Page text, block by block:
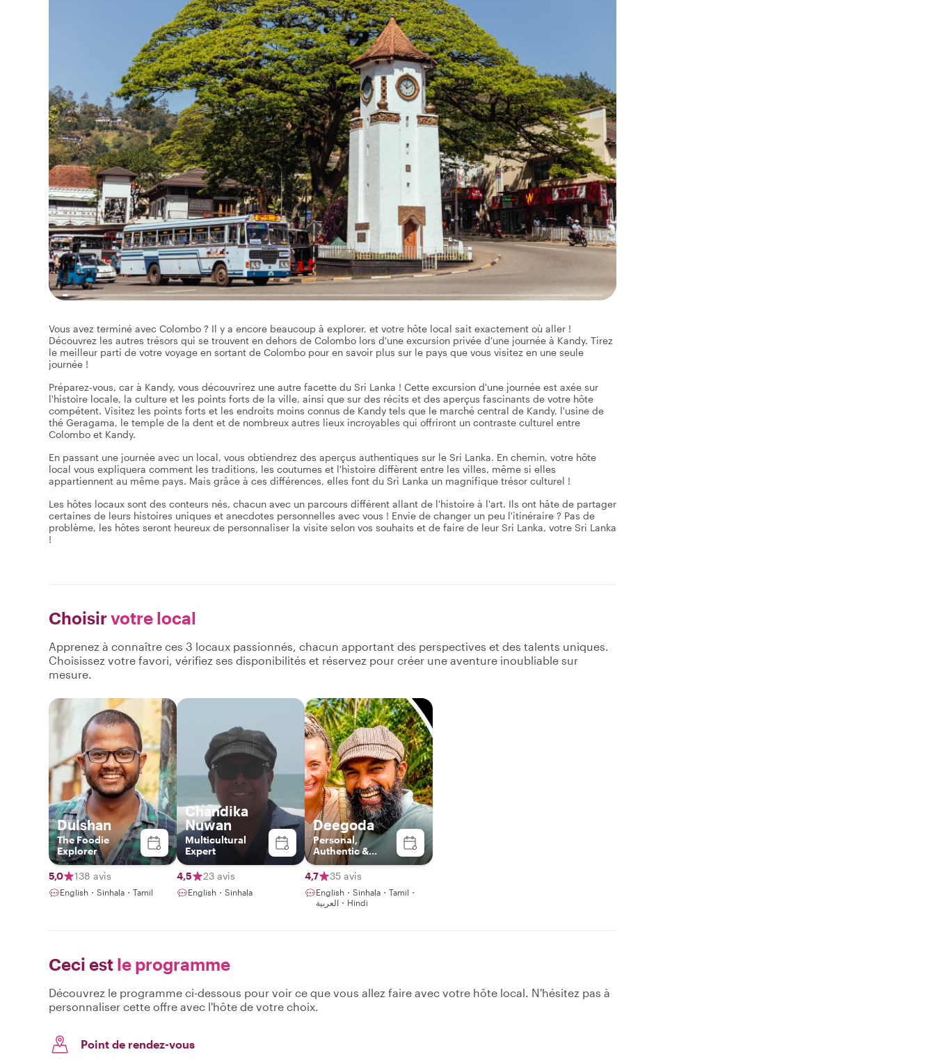
Vous avez terminé avec Colombo ? Il y a encore beaucoup à explorer, et votre hôte local sait exactement où aller !
Découvrez les autres trésors qui se trouvent en dehors de Colombo lors d'une excursion privée d'une journée à Kandy. Tirez
le meilleur parti de votre voyage en sortant de Colombo pour en savoir plus sur le pays que vous visitez en une seule
journée !
Préparez-vous, car à Kandy, vous découvrirez une autre facette du Sri Lanka ! Cette excursion d'une journée est axée sur
l'histoire locale, la culture et les points forts de la ville, ainsi que sur des récits et des aperçus fascinants de votre hôte
compétent. Visitez les points forts et les endroits moins connus de Kandy tels que le marché central de Kandy, l'usine de
thé Geragama, le temple de la dent et de nombreux autres lieux incroyables qui offriront un contraste culturel entre
Colombo et Kandy.
En passant une journée avec un local, vous obtiendrez des aperçus authentiques sur le Sri Lanka. En chemin, votre hôte
local vous expliquera comment les traditions, les coutumes et l'histoire diffèrent entre les villes, même si elles
appartiennent au même pays. Mais grâce à ces différences, elles font du Sri Lanka un magnifique trésor culturel !
Les hôtes locaux sont des conteurs nés, chacun avec un parcours différent allant de l'histoire à l'art. Ils ont hâte de partager
certaines de leurs histoires uniques et anecdotes personnelles avec vous ! Envie de changer un peu l'itinéraire ? Pas de
problème, les hôtes seront heureux de personnaliser la visite selon vos souhaits et de faire de leur Sri Lanka, votre Sri Lanka
!
Choisir votre local
Apprenez à connaître ces 3 locaux passionnés, chacun apportant des perspectives et des talents uniques.
Choisissez votre favori, vérifiez ses disponibilités et réservez pour créer une aventure inoubliable sur
mesure.
Dulshan
The Foodie
Explorer
5,0 138 avis
English・Sinhala・Tamil
Chandika
Nuwan
Multicultural
Expert
4,5 23 avis
English・Sinhala
Deegoda
Personal,
Authentic &
Sustainable
Experience in
Ceylon with
Deegoda
4,7 35 avis
English・Sinhala・Tamil・
العربية・Hindi
Ceci est le programme
Découvrez le programme ci-dessous pour voir ce que vous allez faire avec votre hôte local. N'hésitez pas à
personnaliser cette offre avec l'hôte de votre choix.
Point de rendez-vous